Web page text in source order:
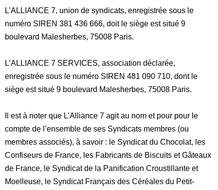
L’ALLIANCE 7, union de syndicats, enregistrée sous le
numéro SIREN 381 436 666, doit le siège est situé 9
boulevard Malesherbes, 75008 Paris.
L’ALLIANCE 7 SERVICES, association déclarée,
enregistrée sous le numéro SIREN 481 090 710, dont le
siège est situé 9 boulevard Malesherbes, 75008 Paris.
Il est à noter que L’Alliance 7 agit au nom et pour pour le
compte de l’ensemble de ses Syndicats membres (ou
membres associés), à savoir : le Syndicat du Chocolat, les
Confiseurs de France, les Fabricants de Biscuits et Gâteaux
de France, le Syndicat de la Panification Croustillante et
Moelleuse, le Syndicat Français des Céréales du Petit-